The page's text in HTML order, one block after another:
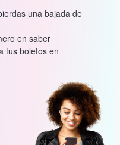
una bajada de
en saber
tus boletos en